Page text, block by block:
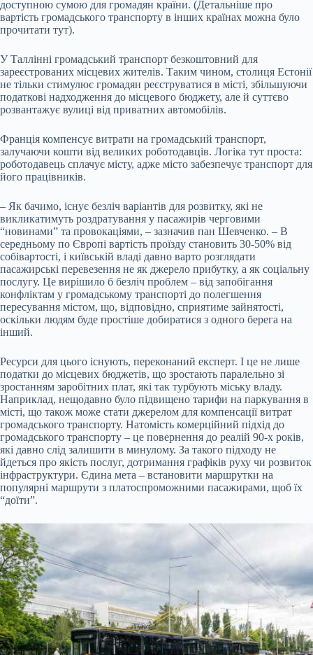
доступною сумою для громадян країни. (Детальніше про
вартість громадського транспорту в інших країнах можна було
прочитати тут).
У Таллінні громадський транспорт безкоштовний для
зареєстрованих місцевих жителів. Таким чином, столиця Естонії
не тільки стимулює громадян реєструватися в місті, збільшуючи
податкові надходження до місцевого бюджету, але й суттєво
розвантажує вулиці від приватних автомобілів.
Франція компенсує витрати на громадський транспорт,
залучаючи кошти від великих роботодавців. Логіка тут проста:
роботодавець сплачує місту, адже місто забезпечує транспорт для
його працівників.
– Як бачимо, існує безліч варіантів для розвитку, які не
викликатимуть роздратування у пасажирів черговими
“новинами” та провокаціями, – зазначив пан Шевченко. – В
середньому по Європі вартість проїзду становить 30-50% від
собівартості, і київській владі давно варто розглядати
пасажирські перевезення не як джерело прибутку, а як соціальну
послугу. Це вирішило б безліч проблем – від запобігання
конфліктам у громадському транспорті до полегшення
пересування містом, що, відповідно, сприятиме зайнятості,
оскільки людям буде простіше добиратися з одного берега на
інший.
Ресурси для цього існують, переконаний експерт. І це не лише
податки до місцевих бюджетів, що зростають паралельно зі
зростанням заробітних плат, які так турбують міську владу.
Наприклад, нещодавно було підвищено тарифи на паркування в
місті, що також може стати джерелом для компенсації витрат
громадського транспорту. Натомість комерційний підхід до
громадського транспорту – це повернення до реалій 90-х років,
які давно слід залишити в минулому. За такого підходу не
йдеться про якість послуг, дотримання графіків руху чи розвиток
інфраструктури. Єдина мета – встановити маршрутки на
популярні маршрути з платоспроможними пасажирами, щоб їх
“доїти”.